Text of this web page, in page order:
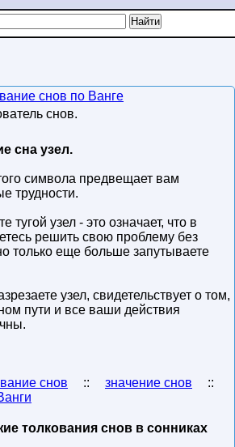
снов по Ванге
снов.
сна узел.
символа предвещает вам
трудности.
тугой узел - это означает, что в
решить свою проблему без
только еще больше запутываете
узел, свидетельствует о том,
пути и все ваши действия
снов :: значение снов
::
толкования снов в сонниках